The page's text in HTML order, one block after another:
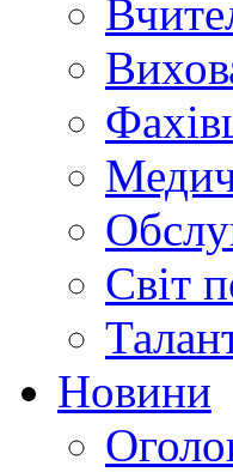
Світ
Новини